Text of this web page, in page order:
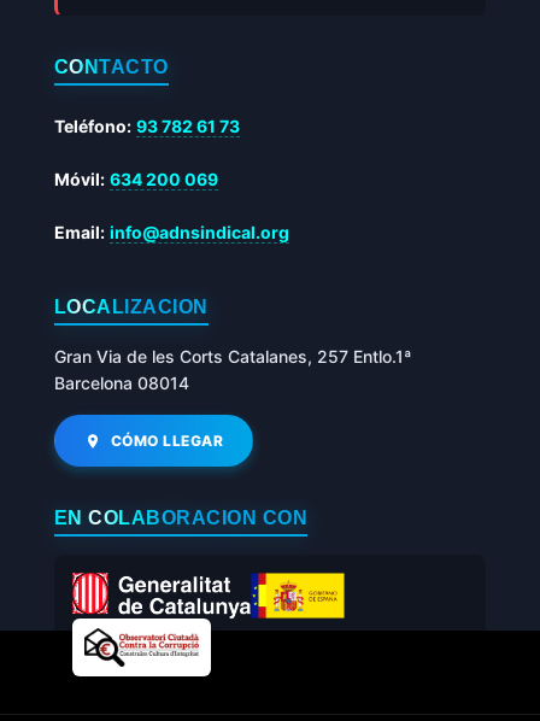
CONTACTO
Teléfono: 93 782 61 73
Móvil: 634 200 069
Email: info@adnsindical.org
LOCALIZACIÓN
Gran Via de les Corts Catalanes, 257 Entlo.1ª
Barcelona 08014
CÓMO LLEGAR
EN COLABORACIÓN CON